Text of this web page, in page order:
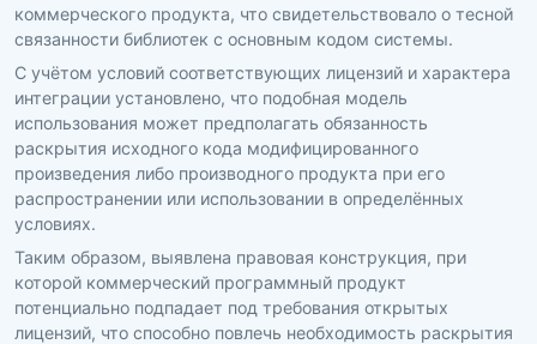
коммерческого продукта, что свидетельствовало о тесной
связанности библиотек с основным кодом системы.
С учётом условий соответствующих лицензий и характера
интеграции установлено, что подобная модель
использования может предполагать обязанность
раскрытия исходного кода модифицированного
произведения либо производного продукта при его
распространении или использовании в определённых
условиях.
Таким образом, выявлена правовая конструкция, при
которой коммерческий программный продукт
потенциально подпадает под требования открытых
лицензий, что способно повлечь необходимость раскрытия